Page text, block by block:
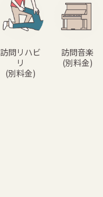
訪問リハビ
リ
(別料金)
訪問音楽
(別料金)